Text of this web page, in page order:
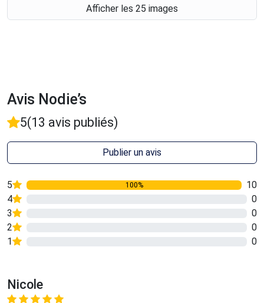
Afficher les 25 images
Avis Nodie’s
5(13 avis publiés)
Publier un avis
5 100%
10
4
0
3
0
2
0
1
0
Nicole